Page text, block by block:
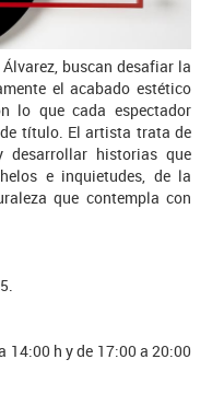
buscan desafiar la
el acabado estético
lo que cada espectador
título. El artista trata de
desarrollar historias que
e inquietudes, de la
que contempla con
14:00 h y de 17:00 a 20:00